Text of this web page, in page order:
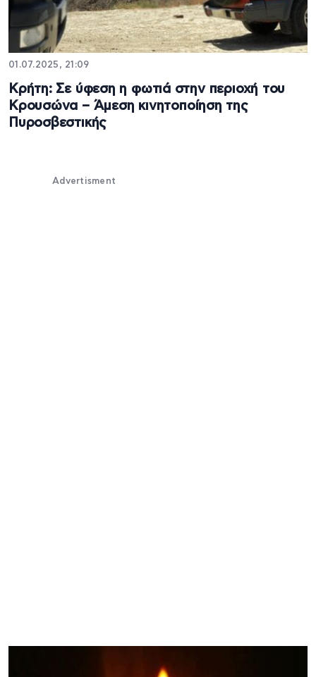
01.07.2025, 21:09
Κρήτη: Σε ύφεση η φωτιά στην περιοχή του
Κρουσώνα – Άμεση κινητοποίηση της
Πυροσβεστικής
Advertisment